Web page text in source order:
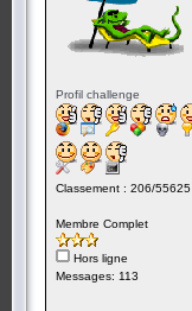
Profil challenge
Classement : 206/55625
Membre Complet
Hors ligne
Messages: 113